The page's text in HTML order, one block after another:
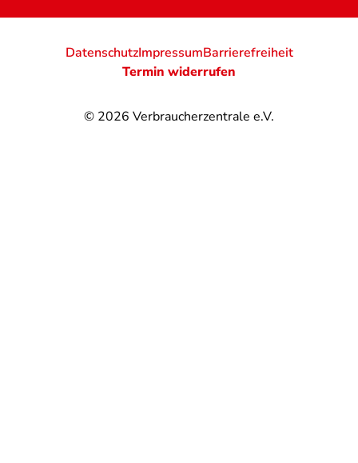
© 2026 Verbraucherzentrale e.V.
DatenschutzImpressumBarrierefreiheit
Termin widerrufen